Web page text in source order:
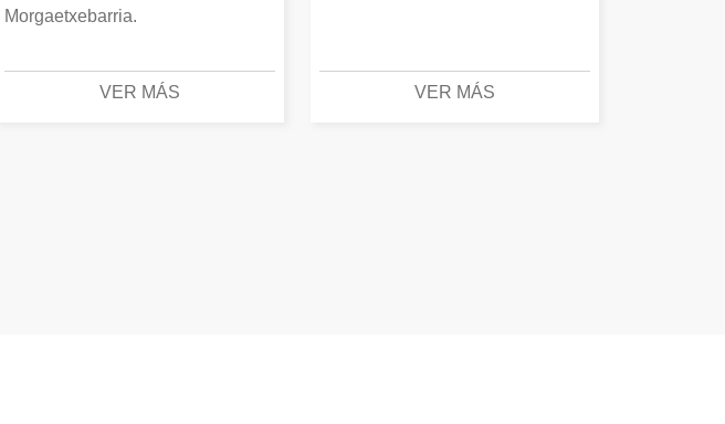
Morgaetxebarria.
VER MÁS VER MÁS